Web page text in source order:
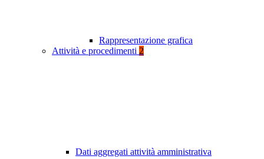
Rappresentazione grafica
Attività e procedimenti 2
Dati aggregati attività amministrativa